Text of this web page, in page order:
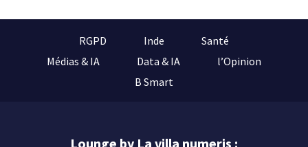
RGPD Inde
Santé
Médias & IA
Data & IA
l’Opinion
B Smart
Lounge by La villa numeris :